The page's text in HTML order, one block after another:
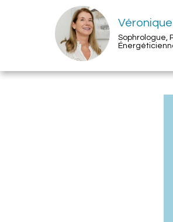
Sophrologue,